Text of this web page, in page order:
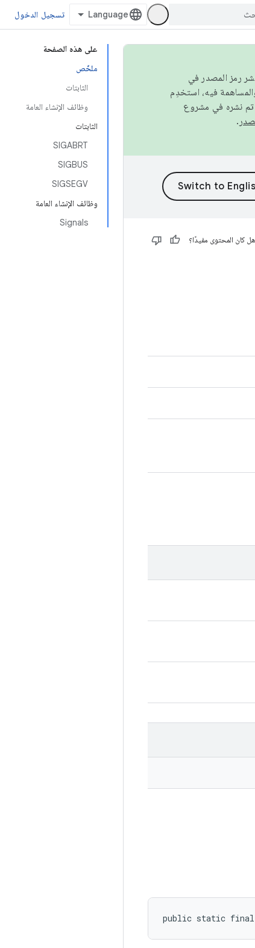
تسجيل الدخول
على هذه الصفحة
ملخّص
الثابتات
وظائف الإنشاء العامة
الثابتات
SIGABRT
SIGBUS
SIGSEGV
وظائف الإنشاء العامة
Signals
سننشر رمز المصدر في
تم نشره في مشروع
.
هل كان المحتوى مفيدًا؟
public static final